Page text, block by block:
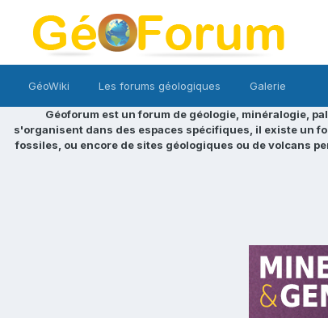
GéoWiki Les forums géologiques Galerie
Géoforum est un forum de géologie, minéralogie,
s'organisent dans des espaces spécifiques, il existe un
fossiles, ou encore de sites géologiques ou de volcans